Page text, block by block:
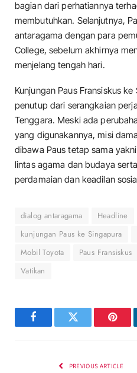
bagian dari perhatiannya
membutuhkan. Selanjutnya,
antaragama dengan para
College, sebelum akhirnya
menjelang tengah hari.
Kunjungan Paus Fransiskus
penutup dari serangkaian
Tenggara. Meski ada
yang digunakannya, misi
dibawa Paus tetap sama
lintas agama dan budaya
perdamaian dan keadilan
dialog antaragama Headline
kunjungan Paus ke Singapura
Mobil Toyota
Paus Fransiskus
Vatikan
FacebookTwitter
PREVIOUS ARTICLE